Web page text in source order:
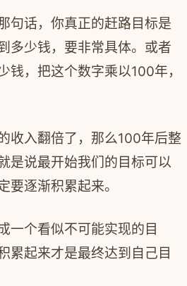
句话，你真正的赶路目标是
多少钱，要非常具体。或者
钱，把这个数字乘以100年，
收入翻倍了，那么100年后整
是说最开始我们的目标可以
要逐渐积累起来。
一个看似不可能实现的目
累起来才是最终达到自己目